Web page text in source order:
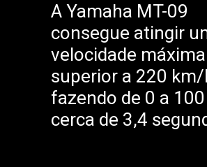
A Yamaha MT-09
consegue atingir
velocidade máxima
superior a 220 km/
fazendo de 0 a
cerca de 3,4